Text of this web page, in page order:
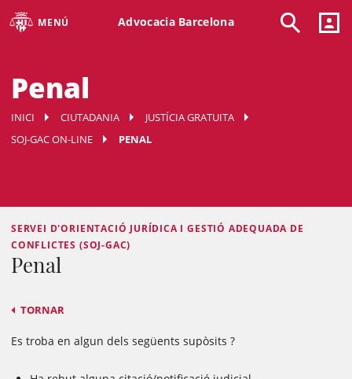
MENÚ Advocacia Barcelona
Penal
INICI CIUTADANIA
JUSTÍCIA GRATUITA
SOJ-GAC ON-LINE
PENAL
SERVEI D'ORIENTACIÓ JURÍDICA I GESTIÓ ADEQUADA DE
CONFLICTES (SOJ-GAC)
Penal
TORNAR
Es troba en algun dels següents supòsits ?